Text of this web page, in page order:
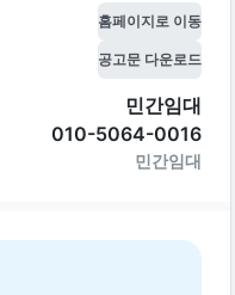
홈페이지로 이동
공고문 다운로드
민간임대
010-5064-0016
민간임대